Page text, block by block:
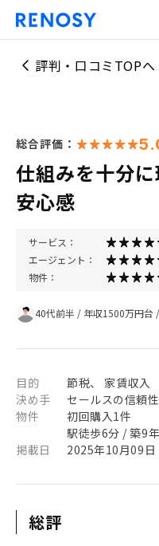
評判・口コミTOPへ
総合評価：
仕組みを十分
安心感
サービス：
エージェント：
物件：
40代前半 / 年収1500万円台 /
目的
節税、 家賃収入
決め手
セールスの信頼
物件
初回購入1件
駅徒歩6分 / 築9
掲載日
2025年10月09日
総評